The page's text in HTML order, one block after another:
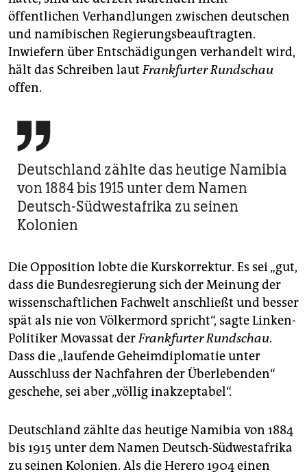
öffentlichen Verhandlungen zwischen deutschen
und namibischen Regierungsbeauftragten.
Inwiefern über Entschädigungen verhandelt wird,
hält das Schreiben lautFrankfurter Rundschau
offen.

Deutschland zählte das heutige Namibia
von 1884 bis 1915 unter dem Namen
Deutsch-Südwestafrika zu seinen
Kolonien
Die Opposition lobte die Kurskorrektur. Es sei „gut,
dass die Bundesregierung sich der Meinung der
wissenschaftlichen Fachwelt anschließt und besser
spät als nie von Völkermord spricht“, sagte Linken-
Politiker Movassat derFrankfurter Rundschau.
Dass die „laufende Geheimdiplomatie unter
Ausschluss der Nachfahren der Überlebenden“
geschehe, sei aber „völlig inakzeptabel“.
Deutschland zählte das heutige Namibia von 1884
bis 1915 unter dem Namen Deutsch-Südwestafrika
zu seinen Kolonien. Als die Herero 1904 einen